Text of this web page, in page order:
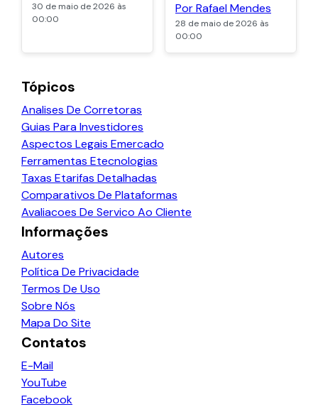
30 de maio de 2026 às
00:00
Por Rafael Mendes
28 de maio de 2026 às
00:00
Tópicos
Analises De Corretoras
Guias Para Investidores
Aspectos Legais Emercado
Ferramentas Etecnologias
Taxas Etarifas Detalhadas
Comparativos De Plataformas
Avaliacoes De Servico Ao Cliente
Informações
Autores
Política De Privacidade
Termos De Uso
Sobre Nós
Mapa Do Site
Contatos
E-Mail
YouTube
Facebook